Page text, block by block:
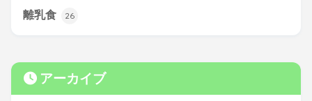
離乳食 26
アーカイブ